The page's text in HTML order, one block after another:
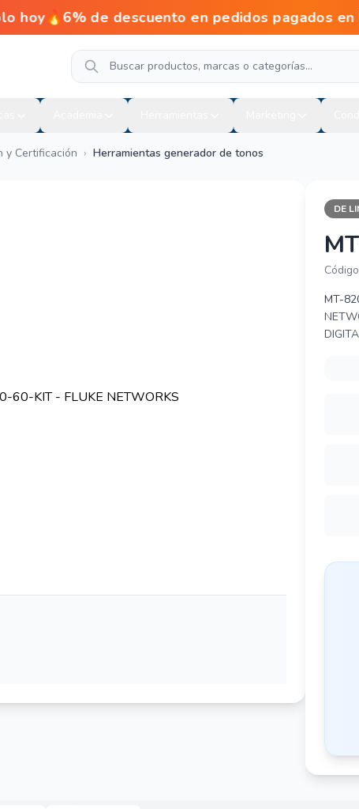
hoy🔥6% de descuento en pedidos
y Certificación › Herramientas generador de tonos
DE
MT-